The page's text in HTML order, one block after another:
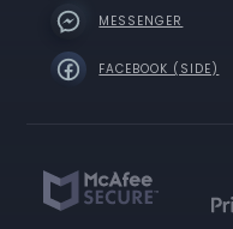
MESSENGER
FACEBOOK (SIDE)